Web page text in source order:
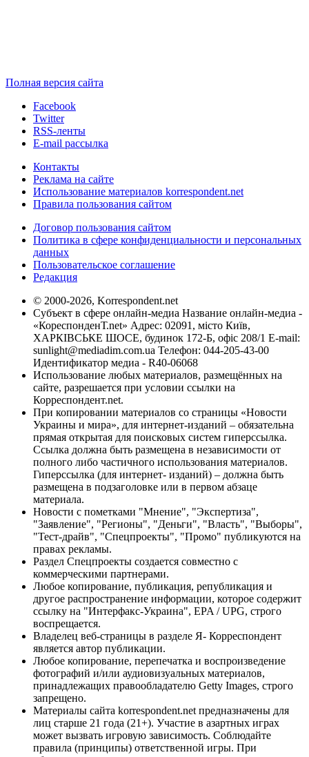
Полная версия сайта
Facebook
Twitter
RSS-ленты
E-mail рассылка
Контакты
Реклама на сайте
Использование материалов korrespondent.net
Правила пользования сайтом
Договор пользования сайтом
Политика в сфере конфиденциальности и персональных
данных
Пользовательское соглашение
Редакция
© 2000-2026, Korrespondent.net
Субъект в сфере онлайн-медиа Название онлайн-медиа -
«КореспонденТ.net» Адрес: 02091, місто Київ,
ХАРКІВСЬКЕ ШОСЕ, будинок 172-Б, офіс 208/1 E-mail:
sunlight@mediadim.com.ua Телефон: 044-205-43-00
Идентификатор медиа - R40-06068
Использование любых материалов, размещённых на
сайте, разрешается при условии ссылки на
Корреспондент.net.
При копировании материалов со страницы «Новости
Украины и мира», для интернет-изданий – обязательна
прямая открытая для поисковых систем гиперссылка.
Ссылка должна быть размещена в независимости от
полного либо частичного использования материалов.
Гиперссылка (для интернет- изданий) – должна быть
размещена в подзаголовке или в первом абзаце
материала.
Новости с пометками "Мнение", "Экспертиза",
"Заявление", "Регионы", "Деньги", "Власть", "Выборы",
"Тест-драйв", "Спецпроекты", "Промо" публикуются на
правах рекламы.
Раздел Спецпроекты создается совместно с
коммерческими партнерами.
Любое копирование, публикация, републикация и
другое распространение информации, которое содержит
ссылку на "Интерфакс-Украина", EPA / UPG, строго
воспрещается.
Владелец веб-страницы в разделе Я- Корреспондент
является автор публикации.
Любое копирование, перепечатка и воспроизведение
фотографий и/или аудиовизуальных материалов,
принадлежащих правообладателю Getty Images, строго
запрещено.
Материалы сайта korrespondent.net предназначены для
лиц старше 21 года (21+). Участие в азартных играх
может вызвать игровую зависимость. Соблюдайте
правила (принципы) ответственной игры. При